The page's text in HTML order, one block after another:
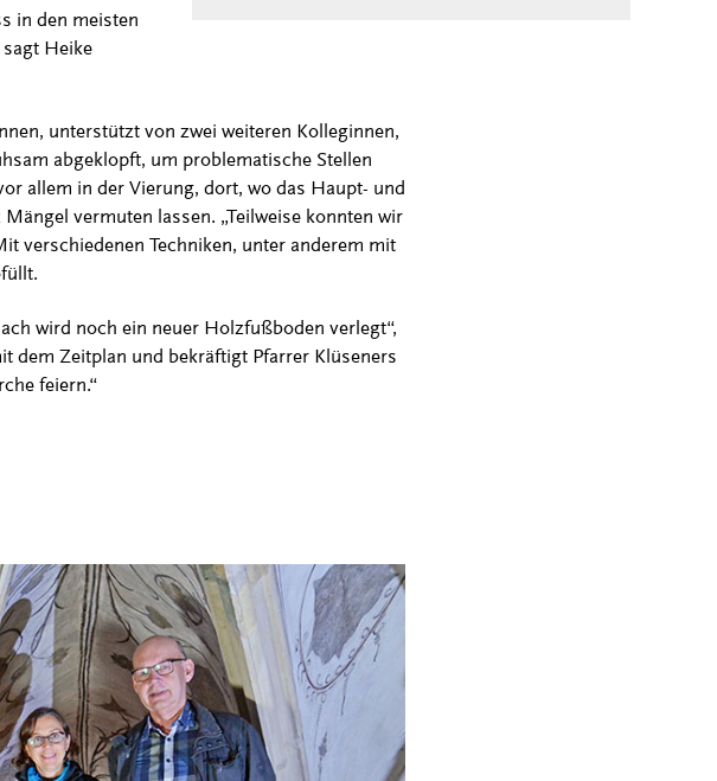
in den meisten
Heike
unterstützt von zwei weiteren Kolleginnen,
abgeklopft, um problematische Stellen
allem in der Vierung, dort, wo das Haupt- und
vermuten lassen. „Teilweise konnten wir
verschiedenen Techniken, unter anderem mit
wird noch ein neuer Holzfußboden verlegt“,
dem Zeitplan und bekräftigt Pfarrer Klüseners
feiern.“